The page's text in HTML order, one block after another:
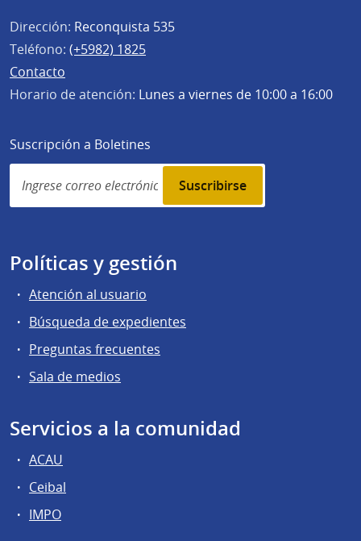
Dirección: Reconquista 535
Teléfono: (+5982) 1825
Contacto
Horario de atención: Lunes a viernes de 10:00 a 16:00
Suscripción a Boletines
Simplenews
subscription
Políticas y gestión
Atención al usuario
Búsqueda de expedientes
Preguntas frecuentes
Sala de medios
Servicios a la comunidad
ACAU
Ceibal
IMPO